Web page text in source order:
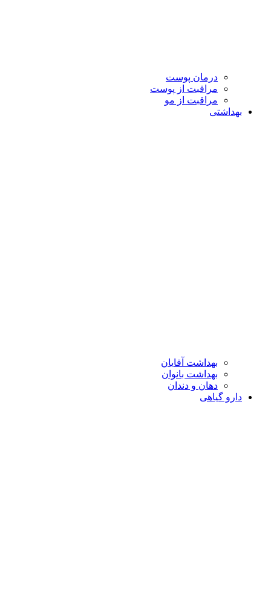
درمان پوست
مراقبت از پوست
مراقبت از مو
بهداشتی
بهداشت آقایان
بهداشت بانوان
دهان و دندان
دارو گیاهی